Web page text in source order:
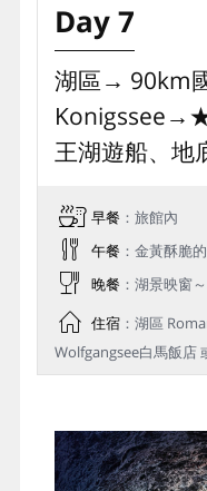
Day 7
湖區→ 90km
王湖遊船、
早餐 ：旅館內
午餐 ：金黃酥脆
晚餐 ：湖景映窗
住宿：湖區
Wolfgangsee白馬飯店